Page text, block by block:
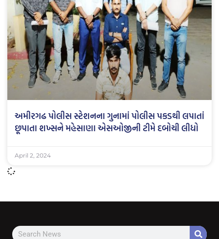
અમીરગઢ પોલીસ સ્ટેશનના ગુનામાં પોલીસ પકડથી લપાતાં
છૂપાતા શખ્સને મહેસાણા એસઓજીની ટીમે દબોચી લીધો
April 2, 2024